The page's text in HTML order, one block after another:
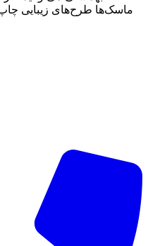
ماسک‌ها طرح‌های زیبایی چاپ